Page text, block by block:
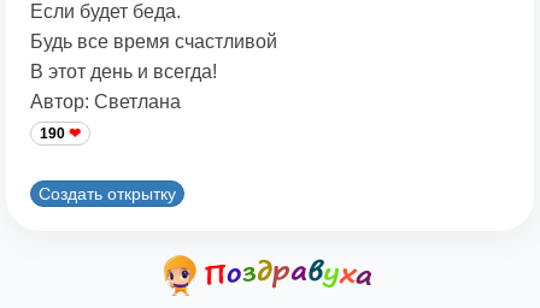
Если будет беда.
Будь все время счастливой
В этот день и всегда!
Автор: Светлана
190
Создать открытку